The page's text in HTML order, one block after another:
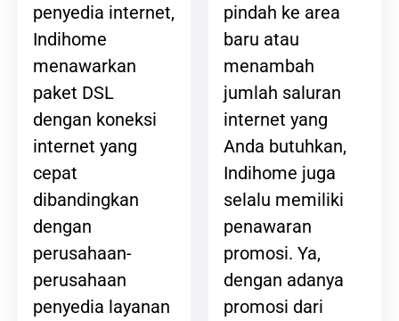
penyedia internet,
Indihome
menawarkan
paket DSL
dengan koneksi
internet yang
cepat
dibandingkan
dengan
perusahaan-
perusahaan
penyedia layanan
pindah ke area
baru atau
menambah
jumlah saluran
internet yang
Anda butuhkan,
Indihome juga
selalu memiliki
penawaran
promosi. Ya,
dengan adanya
promosi dari